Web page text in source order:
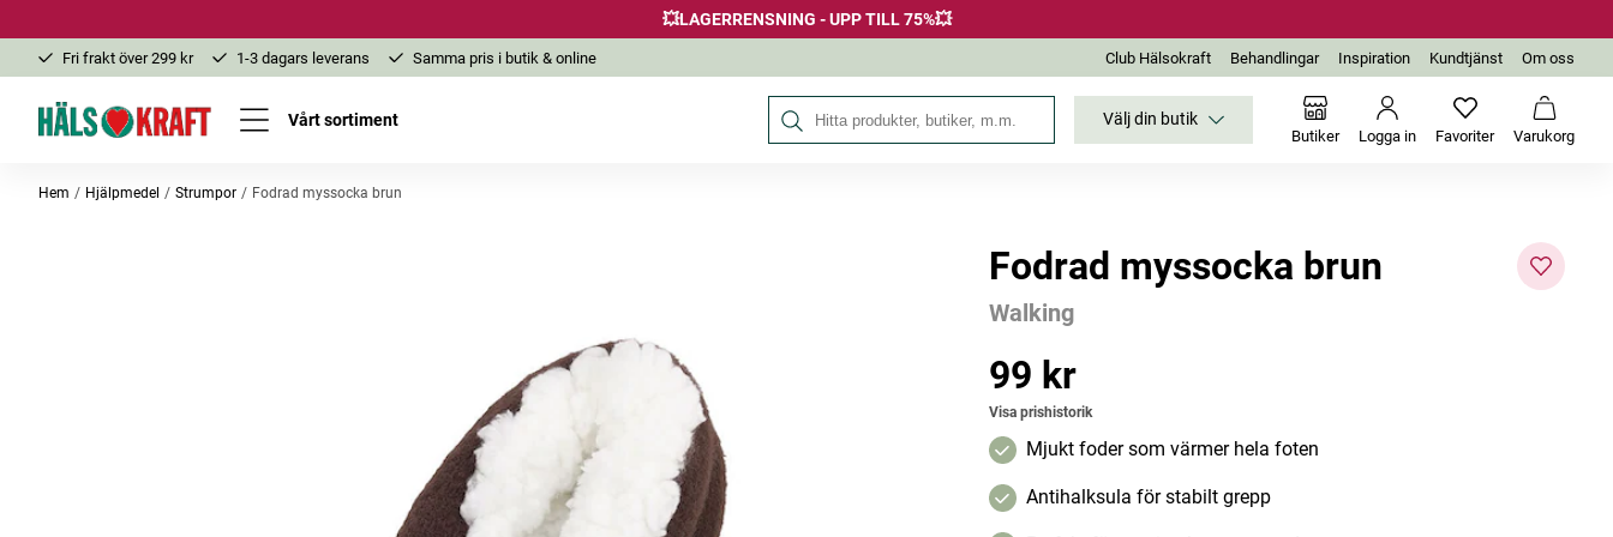
💥LAGERRENSNING - UPP TILL 75%💥
Fri frakt över 299 kr 1-3 dagars leverans Samma pris i butik & online Club Hälsokraft Behandlingar Inspiration Kundtjänst Om oss
Vårt sortiment Sök på Hälsokraft Välj din butik
Butiker Logga in FavoriterInga favoriter
Varukorg
Hem Hjälpmedel Strumpor Fodrad myssocka brun
Andra köpte ocksåFodrad myssocka brun
Walking
Pris: 99 kr
99 kr
Visa prishistorik
Mjukt foder som värmer hela foten
Antihalksula för stabilt grepp